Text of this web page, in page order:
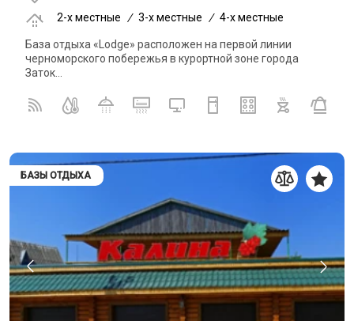
2-x местные
/ 3-x местные / 4-x местные
База отдыха «Lodge» расположен на первой линии
черноморского побережья в курортной зоне города
Заток...
БАЗЫ ОТДЫХА